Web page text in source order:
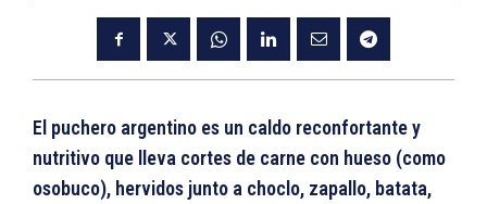
El puchero argentino es un caldo reconfortante y
nutritivo que lleva cortes de carne con hueso (como
osobuco), hervidos junto a choclo, zapallo, batata,